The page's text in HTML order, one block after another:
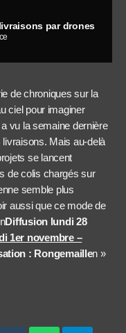
par drones
de chroniques sur la
ciel pour imaginer
vu la semaine dernière
Mais au-delà
se lancent
de colis chargés sur
semble plus
aussi que ce mode de
Diffusion lundi 28
1er novembre –
: Rongemaillen »